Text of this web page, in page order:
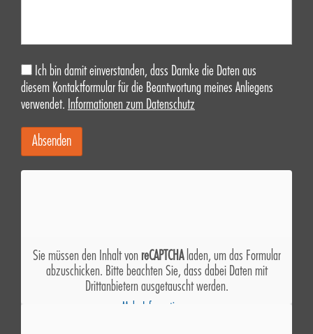
Ich bin damit einverstanden, dass Damke die Daten aus
diesem Kontaktformular für die Beantwortung meines Anliegens
verwendet. Informationen zum Datenschutz
Sie müssen den Inhalt von reCAPTCHAladen, um das Formular
abzuschicken. Bitte beachten Sie, dass dabei Daten mit
Drittanbietern ausgetauscht werden.
Mehr Informationen